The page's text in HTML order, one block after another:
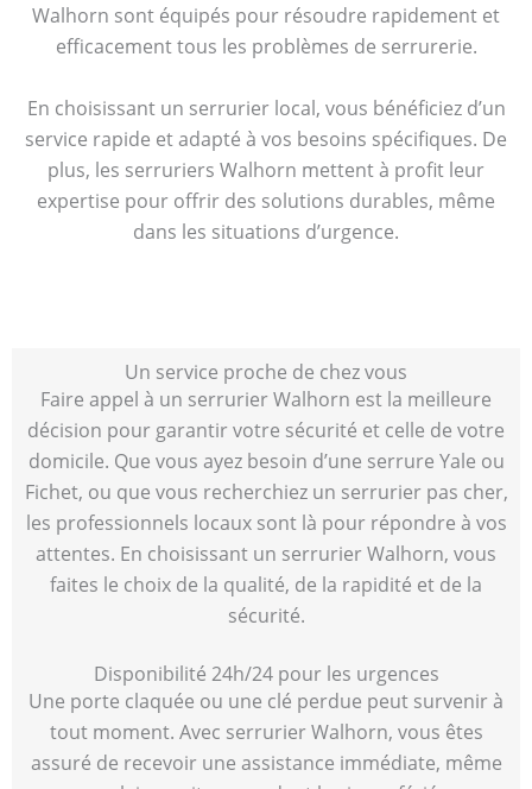
Walhorn sont équipés pour résoudre rapidement et
efficacement tous les problèmes de serrurerie.
En choisissant un serrurier local, vous bénéficiez d’un
service rapide et adapté à vos besoins spécifiques. De
plus, les serruriers Walhorn mettent à profit leur
expertise pour offrir des solutions durables, même
dans les situations d’urgence.
Un service proche de chez vous
Faire appel à un serrurier Walhorn est la meilleure
décision pour garantir votre sécurité et celle de votre
domicile. Que vous ayez besoin d’une serrure Yale ou
Fichet, ou que vous recherchiez un serrurier pas cher,
les professionnels locaux sont là pour répondre à vos
attentes. En choisissant un serrurier Walhorn, vous
faites le choix de la qualité, de la rapidité et de la
sécurité.
Disponibilité 24h/24 pour les urgences
Une porte claquée ou une clé perdue peut survenir à
tout moment. Avec serrurier Walhorn, vous êtes
assuré de recevoir une assistance immédiate, même